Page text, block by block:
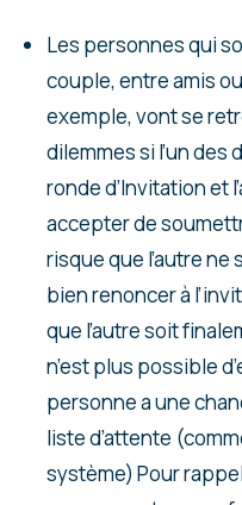
Les personnes qui
couple, entre amis
exemple, vont se
dilemmes si l’un des
ronde d’Invitation et
accepter de
risque que l’autre ne
bien renoncer à
que l’autre soit
n’est plus possible
personne a une
liste d’attente
système) Pour